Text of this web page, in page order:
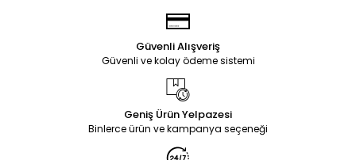
Güvenli Alışveriş
Güvenli ve kolay ödeme sistemi
Geniş Ürün Yelpazesi
Binlerce ürün ve kampanya seçeneği